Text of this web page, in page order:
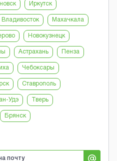
Иркутск
Владивосток Махачкала
Новокузнецк
Астрахань Пенза
Чебоксары
Ставрополь
Удэ Тверь
Брянск
почту